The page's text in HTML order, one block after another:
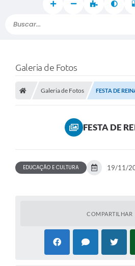
Buscar...
Galeria de Fotos
Galeria de Fotos FESTA DE
FESTA DE
EDUCAÇÃO E CULTURA 19/11/
COMPARTILHAR